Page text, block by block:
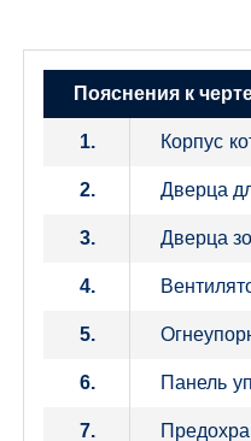
Пояснения к
1. Корпус
2. Дверца
3. Дверца
4.
5.
6. Панель
7.